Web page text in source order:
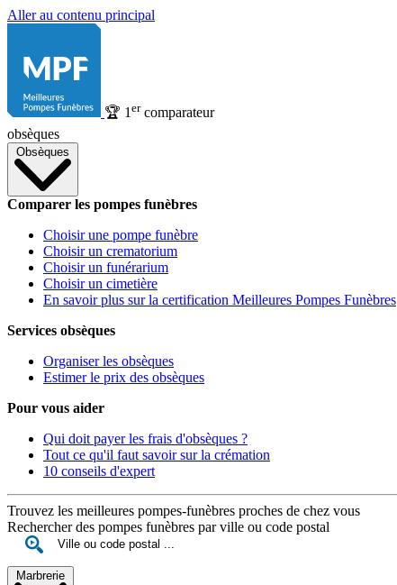
Aller au contenu principal
🏆 1 ercomparateur
obsèques
Obsèques
Comparer les pompes funèbres
Choisir une pompe funèbre
Choisir un crematorium
Choisir un funérarium
Choisir un cimetière
En savoir plus sur la certification Meilleures Pompes Funèbres
Services obsèques
Organiser les obsèques
Estimer le prix des obsèques
Pour vous aider
Qui doit payer les frais d'obsèques ?
Tout ce qu'il faut savoir sur la crémation
10 conseils d'expert
Trouvez les meilleures pompes-funèbres proches de chez vous
Rechercher des pompes funèbres par ville ou code postal
Marbrerie